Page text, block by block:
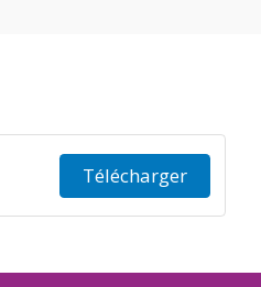
Télécharger